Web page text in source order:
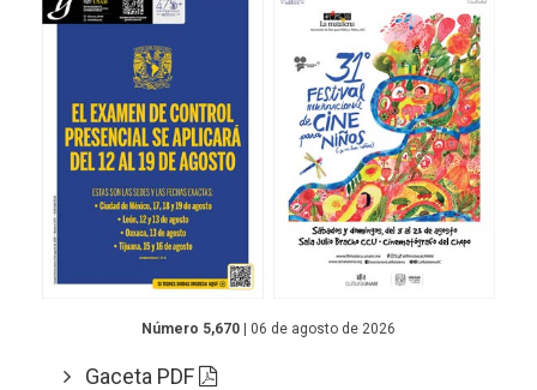
Número 5,670 | 06 de agosto de 2026
Gaceta PDF